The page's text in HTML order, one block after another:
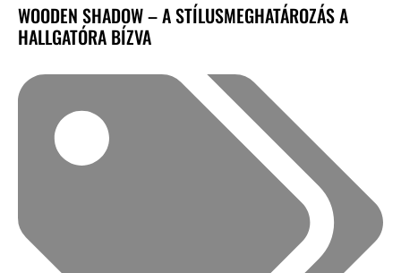
WOODEN SHADOW – A STÍLUSMEGHATÁROZÁS A
HALLGATÓRA BÍZVA